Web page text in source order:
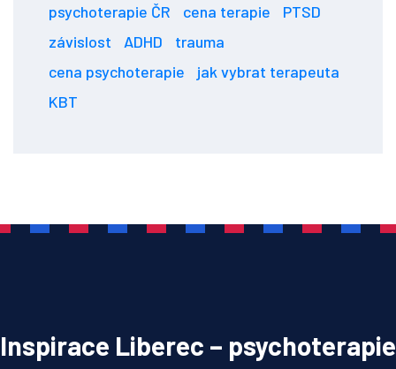
psychoterapie ČR
cena terapie
PTSD
závislost
ADHD
trauma
cena psychoterapie
jak vybrat terapeuta
KBT
Inspirace Liberec – psychoterapie